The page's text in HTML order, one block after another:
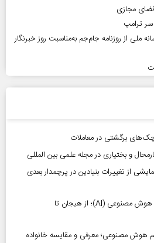
فضای مجازی
ملی از روزنامه جام‌جم به‌مناسبت روز خبرنگار
برگشتی در معاملات
و بختیاری در مجله علمی بین المللی
پیش‌نمایشی از تغییرات بنیادین در پرچمدار بعدی
رشد خیره‌کننده بازار توکن‌های هوش مصنوعی (AI)؛ از هیجان تا
هوش مصنوعی؛ معرفی و مقایسه خانواده